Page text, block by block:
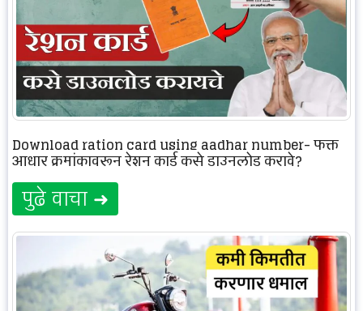
Download ration card using aadhar number- फक्त
आधार क्रमांकावरून रेशन कार्ड कसे डाउनलोड करावे?
पुढे वाचा ➜